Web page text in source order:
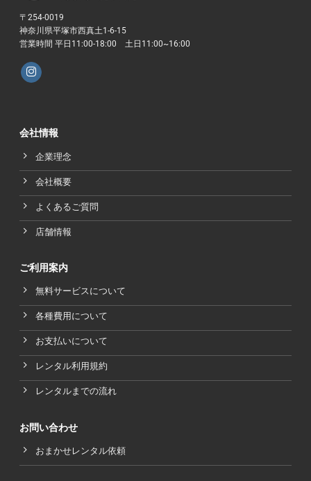
〒254-0019
神奈川県平塚市西真土1-6-15
営業時間 平日11:00-18:00 土日11:00~16:00
会社情報
企業理念
会社概要
よくあるご質問
店舗情報
ご利用案内
無料サービスについて
各種費用について
お支払いについて
レンタル利用規約
レンタルまでの流れ
お問い合わせ
おまかせレンタル依頼